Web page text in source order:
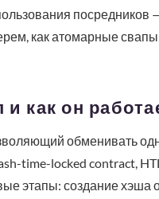
как атомарные
как он
обменивать
time-locked contract,
этапы: создание хэша